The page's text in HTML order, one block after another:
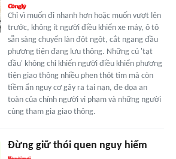
Chỉ vì muốn đi nhanh hơn hoặc muốn vượt lên
trước, không ít người điều khiển xe máy, ô tô
sẵn sàng chuyển làn đột ngột, cắt ngang đầu
phương tiện đang lưu thông. Những cú 'tạt
đầu' không chỉ khiến người điều khiển phương
tiện giao thông nhiều phen thót tim mà còn
tiềm ẩn nguy cơ gây ra tai nạn, đe dọa an
toàn của chính người vi phạm và những người
cùng tham gia giao thông.
Đừng giữ thói quen nguy hiểm